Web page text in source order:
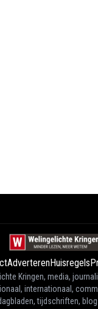
AdverterenHuisregels
Kringen, media,
internationaal,
tijdschriften,